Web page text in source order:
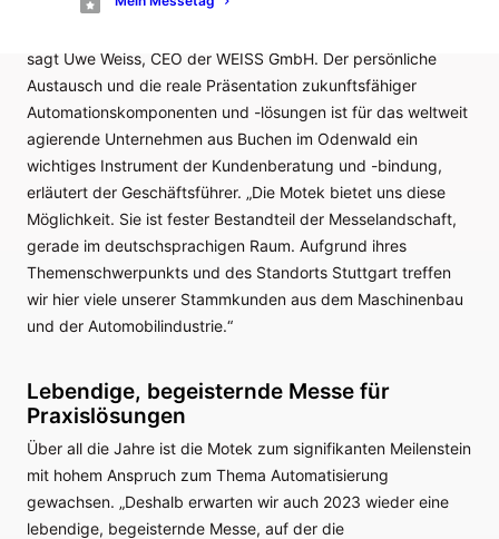
für Klebtechnologie, ein zentraler Fixpunkt im Messekalender
sagt Uwe Weiss, CEO der WEISS GmbH. Der persönliche
Austausch und die reale Präsentation zukunftsfähiger
Automationskomponenten und -lösungen ist für das weltweit
agierende Unternehmen aus Buchen im Odenwald ein
wichtiges Instrument der Kundenberatung und -bindung,
erläutert der Geschäftsführer. „Die Motek bietet uns diese
Möglichkeit. Sie ist fester Bestandteil der Messelandschaft,
gerade im deutschsprachigen Raum. Aufgrund ihres
Themenschwerpunkts und des Standorts Stuttgart treffen
wir hier viele unserer Stammkunden aus dem Maschinenbau
und der Automobilindustrie.“
Lebendige, begeisternde Messe für
Praxislösungen
Über all die Jahre ist die Motek zum signifikanten Meilenstein
mit hohem Anspruch zum Thema Automatisierung
gewachsen. „Deshalb erwarten wir auch 2023 wieder eine
lebendige, begeisternde Messe, auf der die